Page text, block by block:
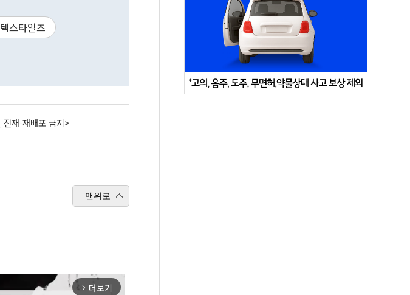
스타일즈
재-재배포 금지>
맨위로
arrow_forward_ios 더보기